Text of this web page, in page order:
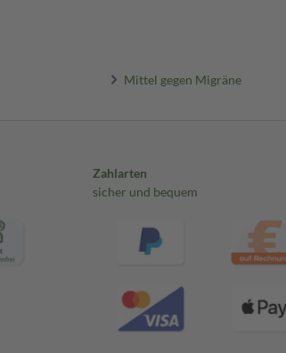
Mittel gegen Migräne
Zahlarten
sicher und bequem